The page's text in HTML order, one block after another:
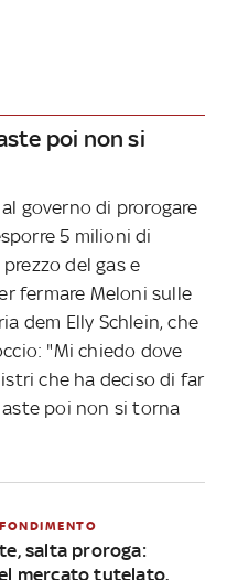
poi non si
governo di prorogare
5 milioni di
del gas e
fermare Meloni sulle
dem Elly Schlein, che
"Mi chiedo dove
che ha deciso di far
poi non si torna
salta proroga:
mercato tutelato.